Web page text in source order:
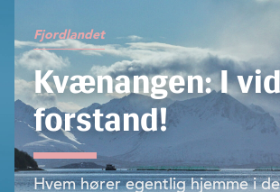
Fjordlandet
Kvænangen: I
forstand!
Hvem hører egentlig hjemme i